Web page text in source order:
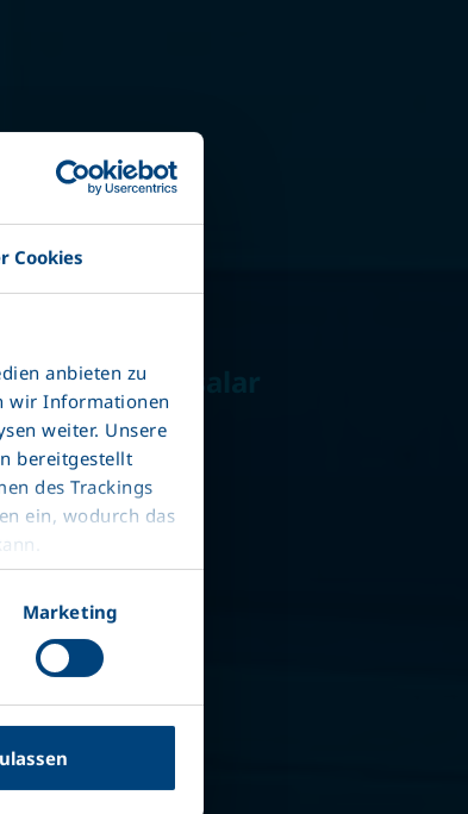
Cookies
anbieten zu
wir Informationen
weiter. Unsere
bereitgestellt
des Trackings
ein, wodurch das
Marketing
Kasalar
dayanıklı
kullanım
duvarlar
Bize ulaşın